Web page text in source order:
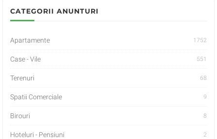
CATEGORII ANUNTURI
Apartamente 1752
Case - Vile 551
Terenuri 68
Spatii Comerciale 9
Birouri 8
Hoteluri - Pensiuni 2